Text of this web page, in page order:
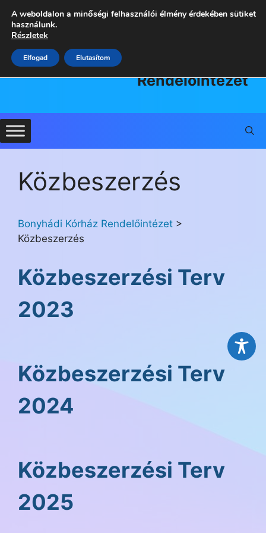
tartalomba
Rendelőintézet
Közbeszerzés
Bonyhádi Kórház Rendelőintézet >
Közbeszerzés
Közbeszerzési Terv
2023
Közbeszerzési Terv
2024
Közbeszerzési Terv
2025
A weboldalon a minőségi felhasználói élmény érdekében sütiket
használunk.
Részletek
Elfogad Elutasítom